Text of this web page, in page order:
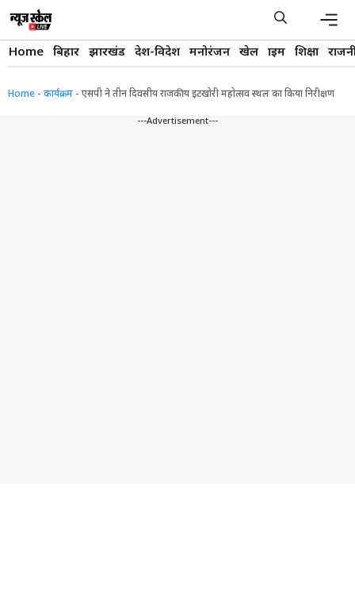
content
Home बिहार झारखंड देश-विदेश मनोरंजन खेल क्राइम शिक्षा
Home - कार्यक्रम - एसपी ने तीन दिवसीय राजकीय इटखोरी महोत्सव स्थल का किया निरीक्षण
---Advertisement---